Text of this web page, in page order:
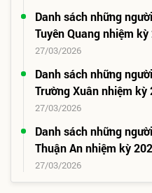
Danh sách những
Tuyên Quang nhiệm kỳ
27/03/2026
Danh sách những
Trường Xuân nhiệm kỳ
27/03/2026
Danh sách những
Thuận An nhiệm kỳ
27/03/2026